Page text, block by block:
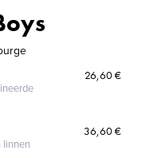
26,60 €
linnen
36,60 €